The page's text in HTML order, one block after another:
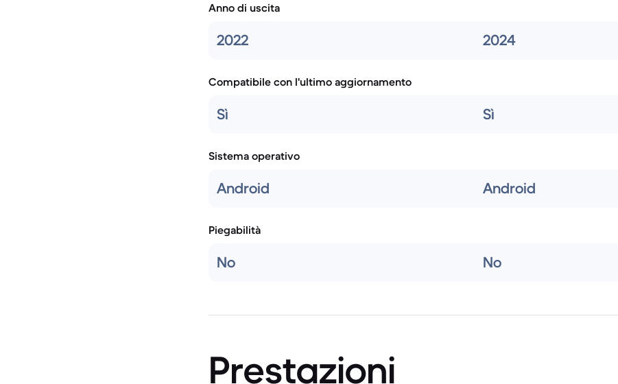
Anno di uscita
2022 2024
Compatibile con l'ultimo aggiornamento
Sì Sì
Sistema operativo
Android Android
Piegabilità
No No
Prestazioni